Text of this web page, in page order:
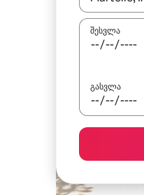
შესვლა
გასვლა